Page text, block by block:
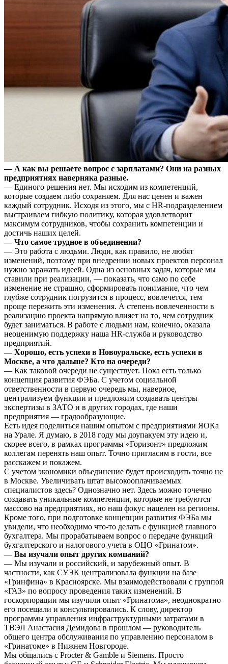
— А как вы решаете вопрос с зарплатами? Они на разных
предприятиях наверняка разные.
— Единого решения нет. Мы исходим из компетенций,
которые создаем либо сохраняем. Для нас ценен и важен
каждый сотрудник. Исходя из этого, мы с HR-подразделением
выстраиваем гибкую политику, которая удовлетворит
максимум сотрудников, чтобы сохранить компетенции и
достичь наших целей.
— Что самое трудное в объединении?
— Это работа с людьми. Люди, как правило, не любят
изменений, поэтому при внедрении новых проектов персонал
нужно заражать идеей. Одна из основных задач, которые мы
ставили при реализации, — показать, что само по себе
изменение не страшно, сформировать понимание, что чем
глубже сотрудник погрузится в процесс, вовлечется, тем
проще пережить эти изменения. А степень вовлеченности в
реализацию проекта напрямую влияет на то, чем сотрудник
будет заниматься. В работе с людьми нам, конечно, оказала
неоценимую поддержку наша HR-служба и руководство
предприятий.
— Хорошо, есть успехи в Новоуральске, есть успехи в
Москве, а что дальше? Кто на очереди?
— Как таковой очереди не существует. Пока есть только
концепция развития ФЭБа. С учетом социальной
ответственности в первую очередь мы, наверное,
централизуем функции и предложим создавать центры
экспертизы в ЗАТО и в других городах, где наши
предприятия — градообразующие.
Есть идея поделиться нашим опытом с предприятиями ЯОКа
на Урале. Я думаю, в 2018 году мы доупакуем эту идею и,
скорее всего, в рамках программы «Горизонт» предложим
коллегам перенять наш опыт. Точно пригласим в гости, все
расскажем и покажем.
С учетом экономики объединение будет происходить точно не
в Москве. Увеличивать штат высокооплачиваемых
специалистов здесь? Однозначно нет. Здесь можно точечно
создавать уникальные компетенции, которые не требуются
массово на предприятиях, но наш фокус нацелен на регионы.
Кроме того, при подготовке концепции развития ФЭБа мы
увидели, что необходимо что-то делать с функцией главного
бухгалтера. Мы прорабатываем вопрос о передаче функций
бухгалтерского и налогового учета в ОЦО «Гринатом».
— Вы изучали опыт других компаний?
— Мы изучали и российский, и зарубежный опыт. В
частности, как СУЭК централизовала функции на базе
«Гринфина» в Красноярске. Мы взаимодействовали с группой
«ГАЗ» по вопросу проведения таких изменений. В
госкорпорации мы изучили опыт «Гринатома», неоднократно
его посещали и консультировались. К слову, директор
программы управления инфраструктурными затратами в
ТВЭЛ Анастасия Демидова в прошлом — руководитель
общего центра обслуживания по управлению персоналом в
«Гринатоме» в Нижнем Новгороде.
Мы общались с Procter & Gamble и Siemens. Просто